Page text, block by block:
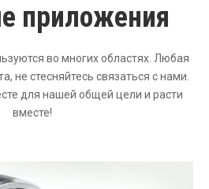
приложения
во многих областях. Любая
не стесняйтесь связаться с нами.
для нашей общей цели и расти
вместе!